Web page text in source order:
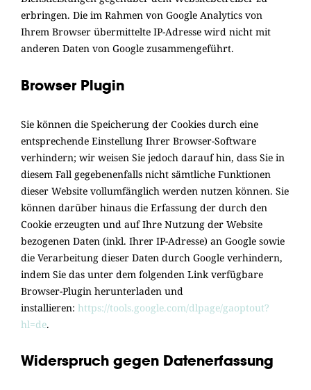
erbringen. Die im Rahmen von Google Analytics von
Ihrem Browser übermittelte IP-Adresse wird nicht mit
anderen Daten von Google zusammengeführt.
Browser Plugin
Sie können die Speicherung der Cookies durch eine
entsprechende Einstellung Ihrer Browser-Software
verhindern; wir weisen Sie jedoch darauf hin, dass Sie in
diesem Fall gegebenenfalls nicht sämtliche Funktionen
dieser Website vollumfänglich werden nutzen können. Sie
können darüber hinaus die Erfassung der durch den
Cookie erzeugten und auf Ihre Nutzung der Website
bezogenen Daten (inkl. Ihrer IP-Adresse) an Google sowie
die Verarbeitung dieser Daten durch Google verhindern,
indem Sie das unter dem folgenden Link verfügbare
Browser-Plugin herunterladen und
installieren: https://tools.google.com/dlpage/gaoptout?
hl=de.
Widerspruch gegen Datenerfassung